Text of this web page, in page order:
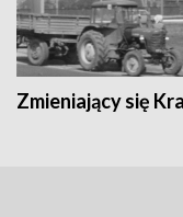
Zmieniający się